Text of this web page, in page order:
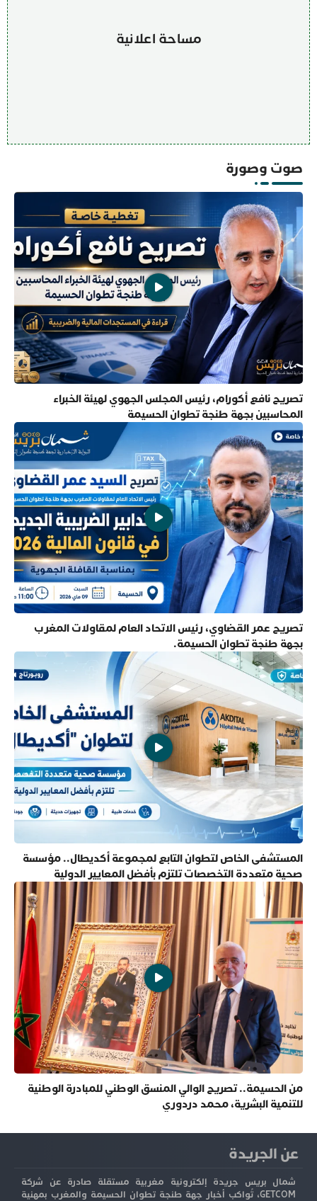
مساحة اعلانية
صوت وصورة
تصريح نافع أكورام، رئيس المجلس الجهوي لهيئة الخبراء
المحاسبين بجهة طنجة تطوان الحسيمة
تصريح عمر القضاوي، رئيس الاتحاد العام لمقاولات المغرب
بجهة طنجة تطوان الحسيمة.
المستشفى الخاص لتطوان التابع لمجموعة أكديطال.. مؤسسة
صحية متعددة التخصصات تلتزم بأفضل المعايير الدولية
من الحسيمة.. تصريح الوالي المنسق الوطني للمبادرة الوطنية
للتنمية البشرية، محمد دردوري
عن الجريدة
شمال بريس جريدة إلكترونية مغربية مستقلة صادرة عن شركة
GETCOM، تُواكب أخبار جهة طنجة تطوان الحسيمة والمغرب بمهنية